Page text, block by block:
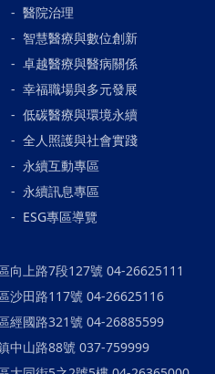
醫院治理
智慧醫療與數位創新
卓越醫療與醫病關係
幸福職場與多元發展
低碳醫療與環境永續
全人照護與社會實踐
永續互動專區
永續訊息專區
ESG專區導覽
向上路7段127號 04-26625111
沙田路117號 04-26625116
經國路321號 04-26885599
中山路88號 037-759999